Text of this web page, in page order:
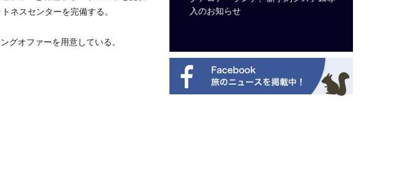
ネスセンターを完備する。
グオファーを用意している。
ズニーゆかりのスポット10選を紹介
入のお知らせ